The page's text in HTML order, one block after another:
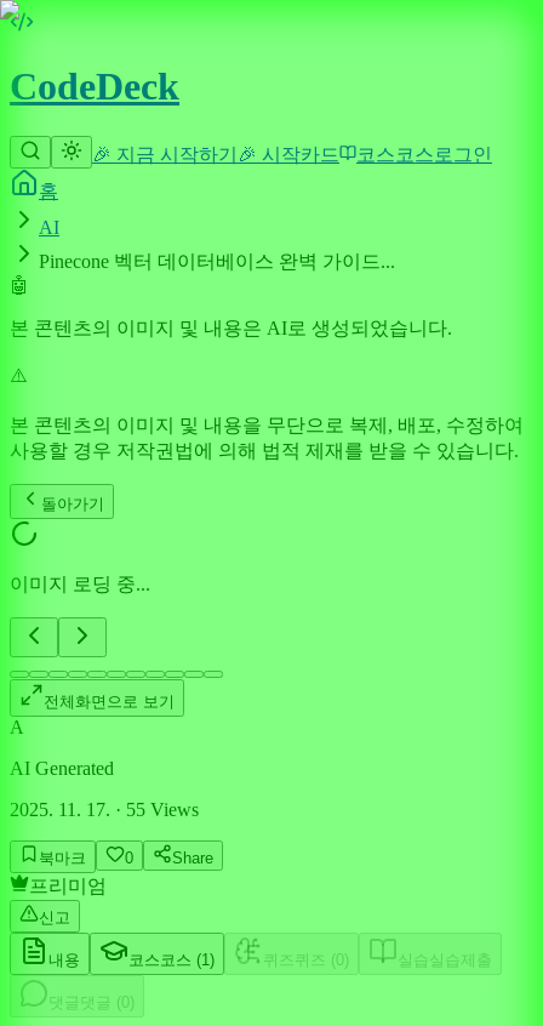
CodeDeck
🎉 지금 시작하기 🎉 시작카드 코스코스 로그인
홈
AI
Pinecone 벡터 데이터베이스 완벽 가이드...
🤖
본 콘텐츠의 이미지 및 내용은 AI로 생성되었습니다.
⚠️
본 콘텐츠의 이미지 및 내용을 무단으로 복제, 배포, 수정하여
사용할 경우 저작권법에 의해 법적 제재를 받을 수 있습니다.
돌아가기
이미지 로딩 중...
전체화면으로 보기
A
AI Generated
2025. 11. 17. · 55 Views
북마크 0 Share
프리미엄
신고
내용 코스 코스 (1 ) 퀴즈 퀴즈 (0 ) 실습실습제출
댓글 댓글 (0 )